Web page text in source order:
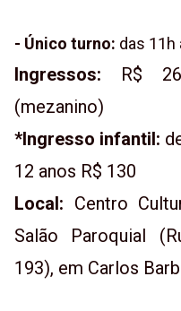
- Único turno: das 11h
Ingressos: R$
(mezanino)
*Ingresso infantil:
12 anos R$ 130
Local: Centro
Salão Paroquial
193), em Carlos